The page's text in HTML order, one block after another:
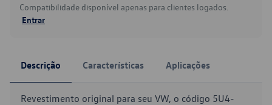
Compatibilidade disponível apenas para clientes logados.
Entrar
Descrição Características Aplicações
Revestimento original para seu VW, o código 5U4-